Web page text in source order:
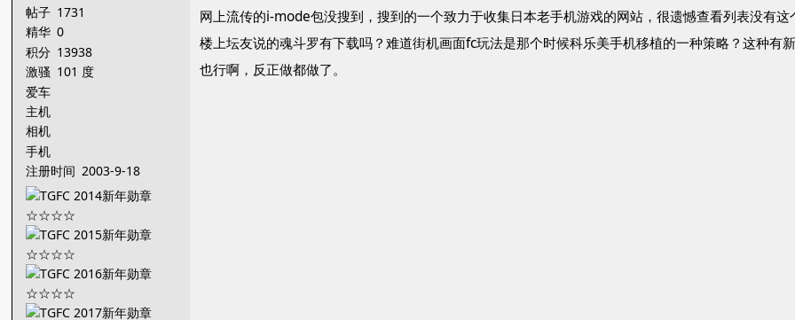
帖子 1731
精华 0
积分 13938
激骚 101 度
爱车
主机
相机
手机
注册时间 2003-9-18
网上流传的i-mode包没搜到，搜到的一个致力于收集日本老手机游戏的网站，很遗憾查看列表没有这
楼上坛友说的魂斗罗有下载吗？难道街机画面fc玩法是那个时候科乐美手机移植的一种策略？这种有
也行啊，反正做都做了。